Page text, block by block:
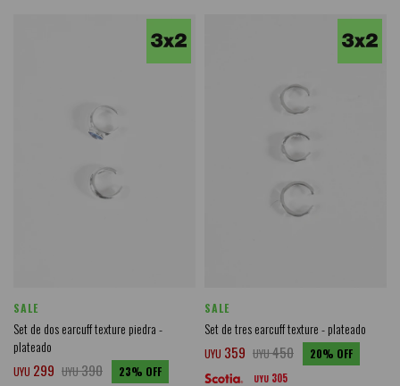
SALE
Set de dos earcuff texture piedra -
plateado
UYU 299 UYU390 23
SALE
Set de tres earcuff texture - plateado
UYU 359 UYU450 20
UYU 305